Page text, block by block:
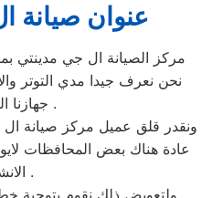
عنوان صيانة
مركز الصيانة ال جي مدينتي‏
نحن نعرف جيدا مدي التوتر
جهازنا المنزلي .
عادة هناك بعض المحافظات
الانشاء .
ولتعويض ذلك نقوم بتوجية